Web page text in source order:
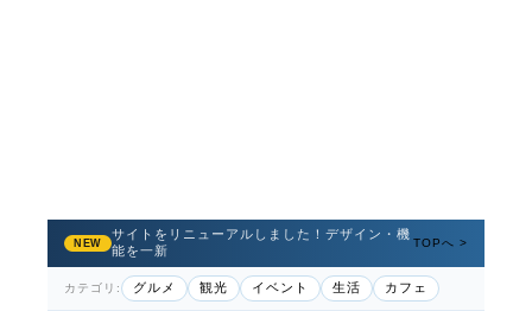
NEW
サイトをリニューアルしました！デザイン・機
能を一新
TOPへ >
カテゴリ: グルメ 観光 イベント 生活 カフェ